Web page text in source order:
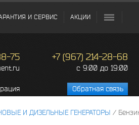
И СЕРВИС АКЦИИ
75 +7 (967) 214-28-68
c 9:00 до 19:00
Обратная связь
И ДИЗЕЛЬНЫЕ ГЕНЕРАТОРЫ /